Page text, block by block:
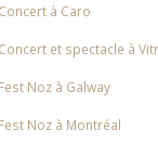
à Caro
et spectacle à
Noz à Galway
Noz à Montréal